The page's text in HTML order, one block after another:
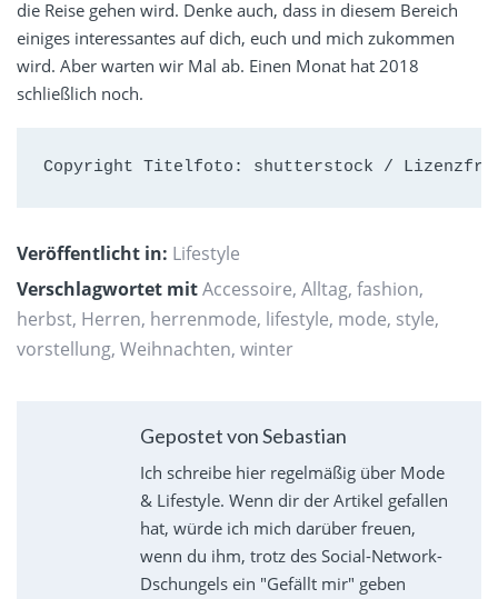
die Reise gehen wird. Denke auch, dass in diesem Bereich
einiges interessantes auf dich, euch und mich zukommen
wird. Aber warten wir Mal ab. Einen Monat hat 2018
schließlich noch.
Copyright Titelfoto: shutterstock / Lizenzfreie
Veröffentlicht in: Lifestyle
Verschlagwortet mitAccessoire, Alltag, fashion,
herbst, Herren, herrenmode, lifestyle, mode, style,
vorstellung, Weihnachten, winter
Gepostet von Sebastian
Ich schreibe hier regelmäßig über Mode
& Lifestyle. Wenn dir der Artikel gefallen
hat, würde ich mich darüber freuen,
wenn du ihm, trotz des Social-Network-
Dschungels ein "Gefällt mir" geben